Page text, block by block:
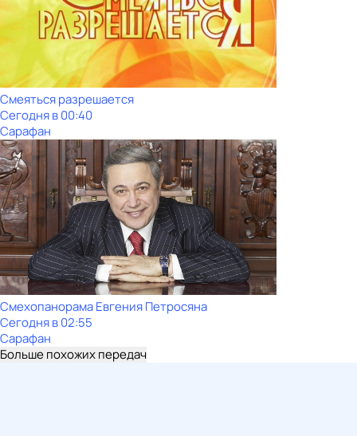
Смеяться разрешается
Сегодня в 00:40
Сарафан
Смехопанорама Евгения Петросяна
Сегодня в 02:55
Сарафан
Больше похожих передач